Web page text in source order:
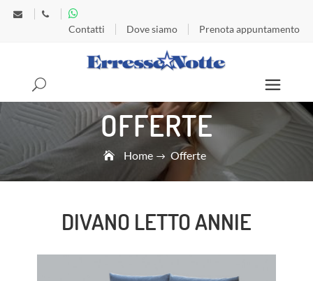
Contatti Dove siamo Prenota appuntamento
Search
OFFERTE
Home Offerte
DIVANO LETTO ANNIE